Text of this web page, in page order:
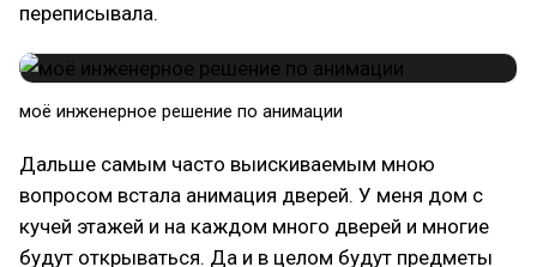
переписывала.
моё инженерное решение по анимации
Дальше самым часто выискиваемым мною
вопросом встала анимация дверей. У меня дом с
кучей этажей и на каждом много дверей и многие
будут открываться. Да и в целом будут предметы